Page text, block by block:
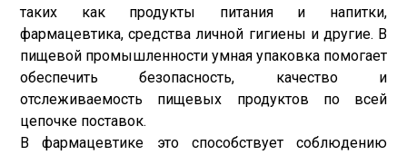
таких как продукты питания и напитки,
фармацевтика, средства личной гигиены и другие. В
пищевой промышленности умная упаковка помогает
обеспечить безопасность, качество и
отслеживаемость пищевых продуктов по всей
цепочке поставок.
В фармацевтике это способствует соблюдению